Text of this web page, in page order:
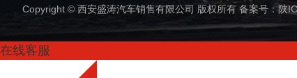
Copyright © 西安盛涛汽车销售有限公司 版权所有 备案号： 陕
在线客服